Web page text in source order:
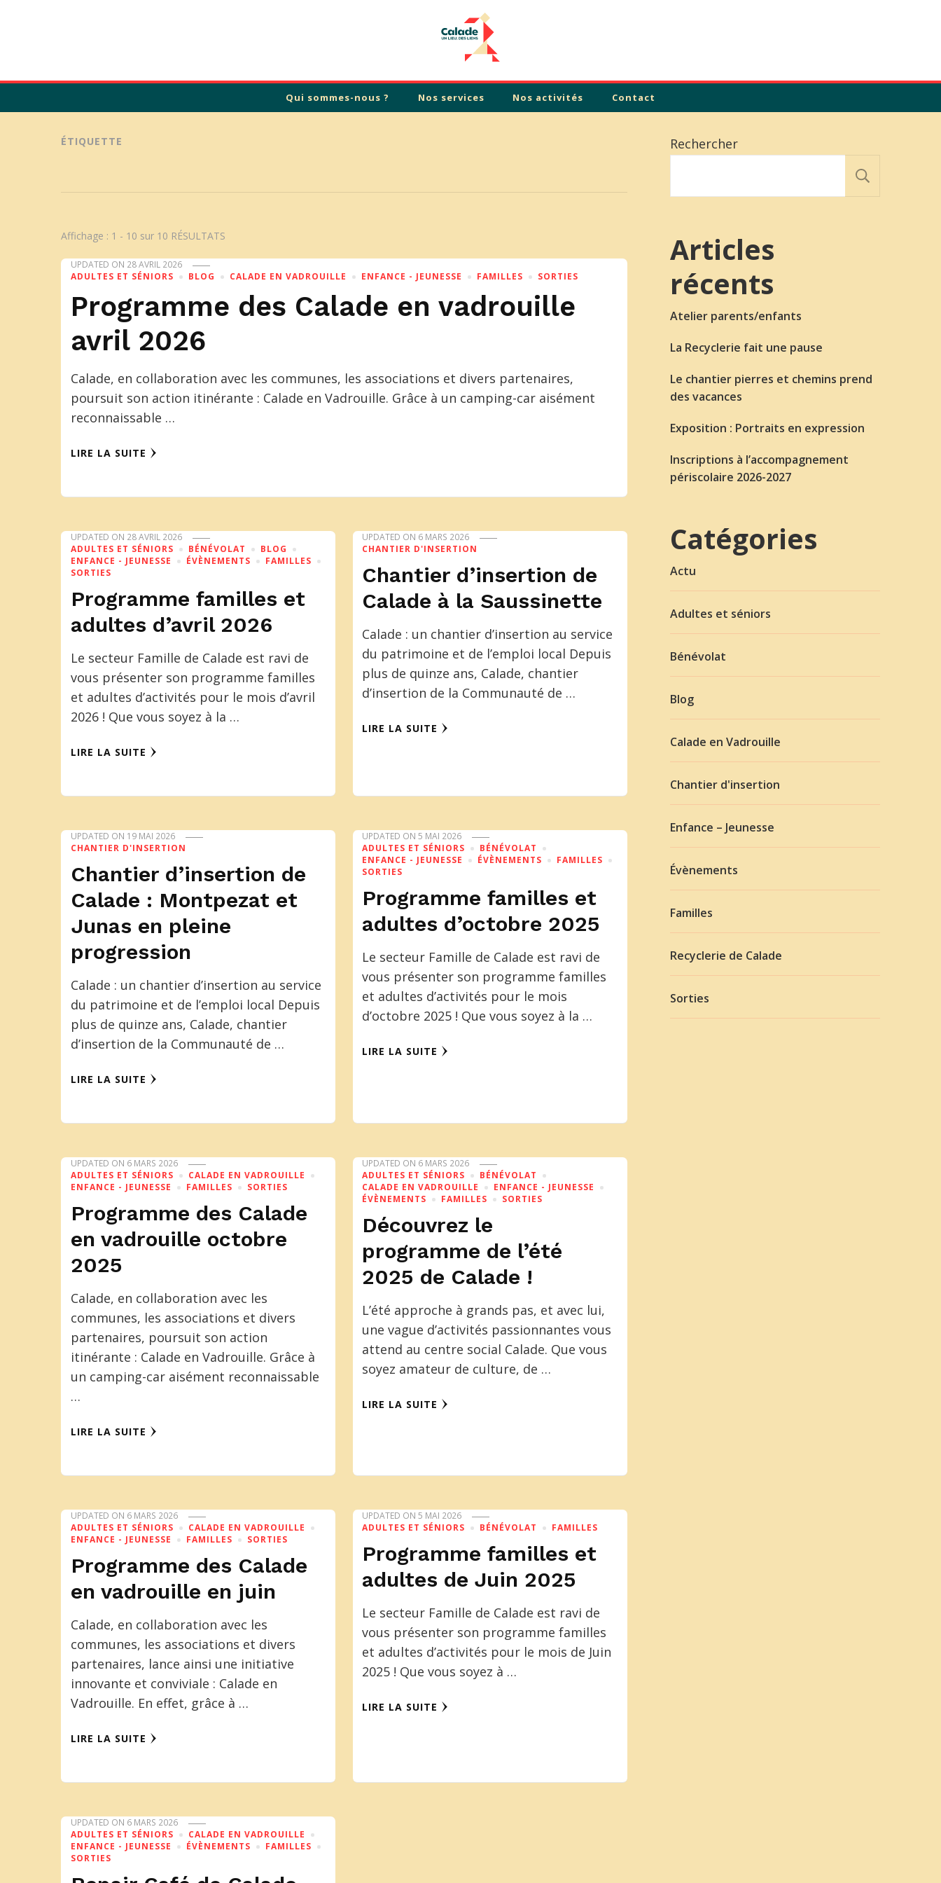
Qui sommes-nous ? Nos services Nos activités Contact
ÉTIQUETTE
Affichage : 1 - 10 sur 10 RÉSULTATS
UPDATED ON 28 AVRIL 2026
ADULTES ET SÉNIORS
BLOG CALADE EN VADROUILLE ENFANCE - JEUNESSE FAMILLES SORTIES
Programme des Calade en vadrouille
avril 2026
Calade, en collaboration avec les communes, les associations et divers partenaires,
poursuit son action itinérante : Calade en Vadrouille. Grâce à un camping-car aisément
reconnaissable …
LIRE LA SUITE
UPDATED ON 28 AVRIL 2026
ADULTES ET SÉNIORS
BÉNÉVOLAT
BLOG
ENFANCE - JEUNESSE
ÉVÈNEMENTS
FAMILLES
SORTIES
Programme familles et
adultes d’avril 2026
Le secteur Famille de Calade est ravi de
vous présenter son programme familles
et adultes d’activités pour le mois d’avril
2026 ! Que vous soyez à la …
LIRE LA SUITE
UPDATED ON 6 MARS 2026
CHANTIER D'INSERTION
Chantier d’insertion de
Calade à la Saussinette
Calade : un chantier d’insertion au service
du patrimoine et de l’emploi local Depuis
plus de quinze ans, Calade, chantier
d’insertion de la Communauté de …
LIRE LA SUITE
UPDATED ON 19 MAI 2026
CHANTIER D'INSERTION
Chantier d’insertion de
Calade : Montpezat et
Junas en pleine
progression
Calade : un chantier d’insertion au service
du patrimoine et de l’emploi local Depuis
plus de quinze ans, Calade, chantier
d’insertion de la Communauté de …
LIRE LA SUITE
UPDATED ON5 MAI 2026
ADULTES ET SÉNIORS
BÉNÉVOLAT
ENFANCE - JEUNESSE
ÉVÈNEMENTS
FAMILLES
SORTIES
Programme familles et
adultes d’octobre 2025
Le secteur Famille de Calade est ravi de
vous présenter son programme familles
et adultes d’activités pour le mois
d’octobre 2025 ! Que vous soyez à la …
LIRE LA SUITE
UPDATED ON 6 MARS 2026
ADULTES ET SÉNIORS
CALADE EN VADROUILLE
ENFANCE - JEUNESSE
FAMILLES SORTIES
Programme des Calade
en vadrouille octobre
2025
Calade, en collaboration avec les
communes, les associations et divers
partenaires, poursuit son action
itinérante : Calade en Vadrouille. Grâce à
un camping-car aisément reconnaissable
…
LIRE LA SUITE
UPDATED ON 6 MARS 2026
ADULTES ET SÉNIORS
BÉNÉVOLAT
CALADE EN VADROUILLE
ENFANCE - JEUNESSE
ÉVÈNEMENTS
FAMILLES SORTIES
Découvrez le
programme de l’été
2025 de Calade !
L’été approche à grands pas, et avec lui,
une vague d’activités passionnantes vous
attend au centre social Calade. Que vous
soyez amateur de culture, de …
LIRE LA SUITE
UPDATED ON 6 MARS 2026
ADULTES ET SÉNIORS
CALADE EN VADROUILLE
ENFANCE - JEUNESSE
FAMILLES SORTIES
Programme des Calade
en vadrouille en juin
Calade, en collaboration avec les
communes, les associations et divers
partenaires, lance ainsi une initiative
innovante et conviviale : Calade en
Vadrouille. En effet, grâce à …
LIRE LA SUITE
UPDATED ON5 MAI 2026
ADULTES ET SÉNIORS
BÉNÉVOLAT FAMILLES
Programme familles et
adultes de Juin 2025
Le secteur Famille de Calade est ravi de
vous présenter son programme familles
et adultes d’activités pour le mois de Juin
2025 ! Que vous soyez à …
LIRE LA SUITE
UPDATED ON 6 MARS 2026
ADULTES ET SÉNIORS
CALADE EN VADROUILLE
ENFANCE - JEUNESSE
ÉVÈNEMENTS
FAMILLES
SORTIES
Rechercher
Articles
récents
Atelier parents/enfants
La Recyclerie fait une pause
Le chantier pierres et chemins prend
des vacances
Exposition : Portraits en expression
Inscriptions à l’accompagnement
périscolaire 2026-2027
Catégories
Actu
Adultes et séniors
Bénévolat
Blog
Calade en Vadrouille
Chantier d'insertion
Enfance – Jeunesse
Évènements
Familles
Recyclerie de Calade
Sorties